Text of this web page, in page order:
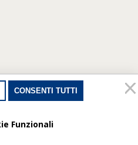
CONSENTI TUTTI
Funzionali